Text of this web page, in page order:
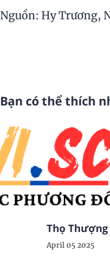
Nguồn: Hy Trương,
Bạn có thể thích
Thọ Thượng
April 05 2025